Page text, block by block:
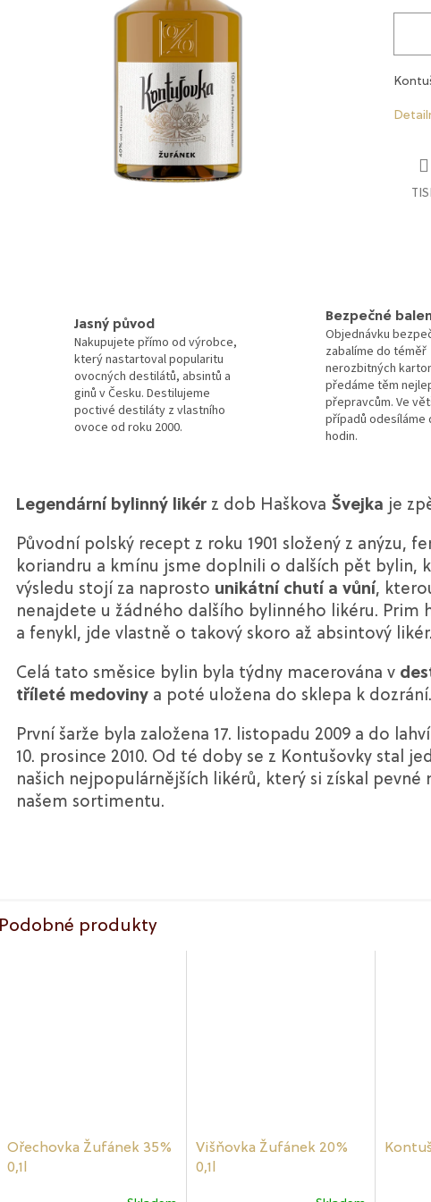
Bezpečné
Objednávku
zabalíme do téměř
nerozbitných
předáme těm
přepravcům. Ve
případů odesíláme
hodin.
Jasný původ
Nakupujete přímo od výrobce,
který nastartoval popularitu
ovocných destilátů, absintů a
ginů v Česku. Destilujeme
poctivé destiláty z vlastního
ovoce od roku 2000.
Legendární bylinný likér z dob Haškova Švejka je
Původní polský recept z roku 1901 složený z anýzu,
koriandru a kmínu jsme doplnili o dalších pět bylin,
výsledu stojí za naprosto unikátní chutí a vůní,
nenajdete u žádného dalšího bylinného likéru. Prim
a fenykl, jde vlastně o takový skoro až absintový likér.
Celá tato směsice bylin byla týdny macerována v
tříleté medoviny a poté uložena do sklepa k dozrání.
První šarže byla založena 17. listopadu 2009 a do
10. prosince 2010. Od té doby se z Kontušovky stal
našich nejpopulárnějších likérů, který si získal pevné
našem sortimentu.
Podobné produkty
Ořechovka Žufánek 35%
0,1l
Višňovka Žufánek 20%
0,1l